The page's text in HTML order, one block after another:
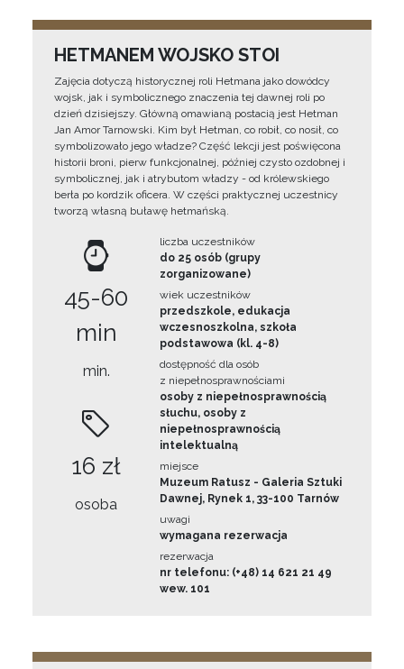
HETMANEM WOJSKO STOI
Zajęcia dotyczą historycznej roli Hetmana jako dowódcy
wojsk, jak i symbolicznego znaczenia tej dawnej roli po
dzień dzisiejszy. Główną omawianą postacią jest Hetman
Jan Amor Tarnowski. Kim był Hetman, co robił, co nosił, co
symbolizowało jego władze? Część lekcji jest poświęcona
historii broni, pierw funkcjonalnej, później czysto ozdobnej i
symbolicznej, jak i atrybutom władzy - od królewskiego
berła po kordzik oficera. W części praktycznej uczestnicy
tworzą własną buławę hetmańską.
45-60
min
min.
16 zł
osoba
liczba uczestników
do 25 osób (grupy
zorganizowane)
wiek uczestników
przedszkole, edukacja
wczesnoszkolna, szkoła
podstawowa (kl. 4-8)
dostępność dla osób
z niepełnosprawnościami
osoby z niepełnosprawnością
słuchu, osoby z
niepełnosprawnością
intelektualną
miejsce
Muzeum Ratusz - Galeria Sztuki
Dawnej, Rynek 1, 33-100 Tarnów
uwagi
wymagana rezerwacja
rezerwacja
nr telefonu: (+48) 14 621 21 49
wew. 101